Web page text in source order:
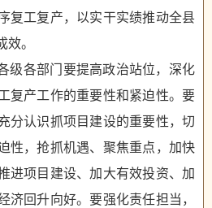
复工复产，以实干实绩推动全县
。
级各部门要提高政治站位，深化
复产工作的重要性和紧迫性。要
分认识抓项目建设的重要性，切
性，抢抓机遇、聚焦重点，加快
进项目建设、加大有效投资、加
济回升向好。要强化责任担当，